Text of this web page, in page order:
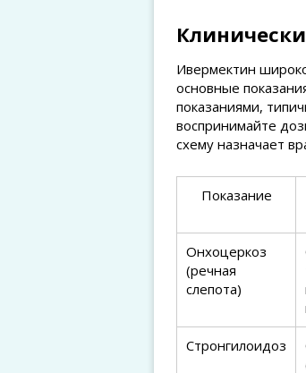
Ивермектин
основные
показаниями,
воспринимайте
схему назначает
Показание
Онхоцеркоз
(речная
слепота)
Стронгилоидоз